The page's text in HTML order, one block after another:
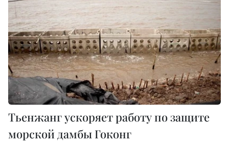
Тьенжанг ускоряет работу по защите
морской дамбы Гоконг